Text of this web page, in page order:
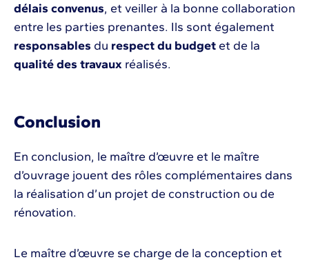
délais convenus, et veiller à la bonne collaboration
entre les parties prenantes. Ils sont également
responsables du respect du budget et de la
qualité des travaux réalisés.
Conclusion
En conclusion, le maître d’œuvre et le maître
d’ouvrage jouent des rôles complémentaires dans
la réalisation d’un projet de construction ou de
rénovation.
Le maître d’œuvre se charge de la conception et